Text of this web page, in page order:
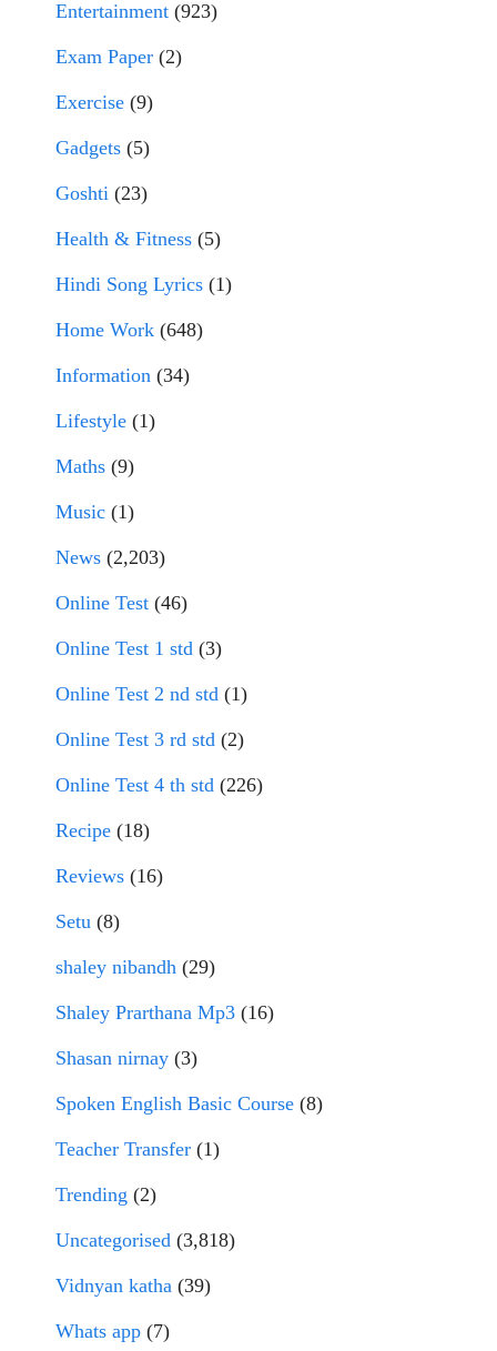
Entertainment (923)
Exam Paper (2)
Exercise (9)
Gadgets (5)
Goshti (23)
Health & Fitness (5)
Hindi Song Lyrics (1)
Home Work (648)
Information (34)
Lifestyle (1)
Maths (9)
Music (1)
News (2,203)
Online Test (46)
Online Test 1 std (3)
Online Test 2 nd std (1)
Online Test 3 rd std (2)
Online Test 4 th std (226)
Recipe (18)
Reviews (16)
Setu (8)
shaley nibandh (29)
Shaley Prarthana Mp3 (16)
Shasan nirnay (3)
Spoken English Basic Course (8)
Teacher Transfer (1)
Trending (2)
Uncategorised (3,818)
Vidnyan katha (39)
Whats app (7)